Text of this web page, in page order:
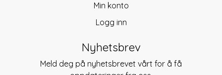
Min konto
Logg inn
Nyhetsbrev
Meld deg på nyhetsbrevet vårt for å få